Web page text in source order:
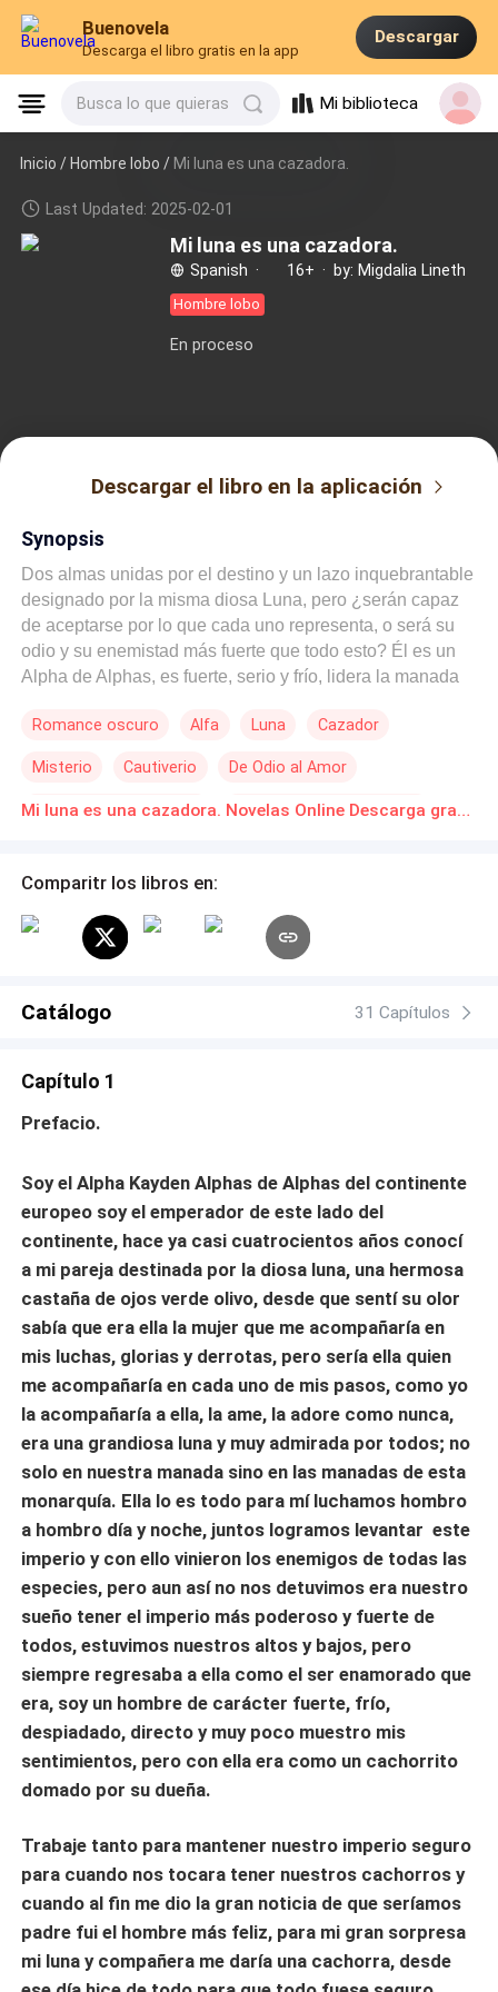
Buenovela
Descarga el libro gratis en la app
Descargar
Busca lo que quieras Mi biblioteca
Inicio /Hombre lobo / Mi luna es una cazadora.
Last Updated: 2025-02-01
Mi luna es una cazadora.
Spanish · 16+ · by: Migdalia Lineth
Hombre lobo
En proceso
Descargar el libro en la aplicación
Synopsis
Dos almas unidas por el destino y un lazo inquebrantable
designado por la misma diosa Luna, pero ¿serán capaz
de aceptarse por lo que cada uno representa, o será su
odio y su enemistad más fuerte que todo esto? Él es un
Alpha de Alphas, es fuerte, serio y frío, lidera la manada
años perdió a su luna, la cual no sabe si está viva o
niña la cual es la única que lo tiene con los pies sobre la
tierra. Él la ha buscado por todo el mundo y el bajo
hermosa pelirroja malherida, algo de ella lo inquieta y no
obstante le dará el trató que se merece un cazador como
ella. Ella es una de los líderes de los cazadores ha
vampiros, brujas y todo ser sobrenatural que se le ponga
su mente es una laguna y sus noches son una tortura,
tenga que ver con él. —Suéltame lobo degenerado —Le
gritó. —No lo haré, me perteneces, eres mi esclava y haré
contigo lo que quiera y ahora lo único que me provoca es
tomarte —Ruge oliendo mi cuello...
Romance oscuro Alfa Luna Cazador
Misterio Cautiverio De Odio al Amor
Construcción de Poder Reencuentro de Amantes Mi luna es una cazadora. Novelas Online Descarga gratuita de PDF
Comparitr los libros en:
Catálogo 31 Capítulos
Capítulo 1
Prefacio.
Soy el Alpha Kayden Alphas de Alphas del continente
europeo soy el emperador de este lado del
continente, hace ya casi cuatrocientos años conocí
a mi pareja destinada por la diosa luna, una hermosa
castaña de ojos verde olivo, desde que sentí su olor
sabía que era ella la mujer que me acompañaría en
mis luchas, glorias y derrotas, pero sería ella quien
me acompañaría en cada uno de mis pasos, como yo
la acompañaría a ella, la ame, la adore como nunca,
era una grandiosa luna y muy admirada por todos; no
solo en nuestra manada sino en las manadas de esta
monarquía. Ella lo es todo para mí luchamos hombro
a hombro día y noche, juntos logramos levantar este
imperio y con ello vinieron los enemigos de todas las
especies, pero aun así no nos detuvimos era nuestro
sueño tener el imperio más poderoso y fuerte de
todos, estuvimos nuestros altos y bajos, pero
siempre regresaba a ella como el ser enamorado que
era, soy un hombre de carácter fuerte, frío,
despiadado, directo y muy poco muestro mis
sentimientos, pero con ella era como un cachorrito
domado por su dueña.
Trabaje tanto para mantener nuestro imperio seguro
para cuando nos tocara tener nuestros cachorros y
cuando al fin me dio la gran noticia de que seríamos
padre fui el hombre más feliz, para mi gran sorpresa
mi luna y compañera me daría una cachorra, desde